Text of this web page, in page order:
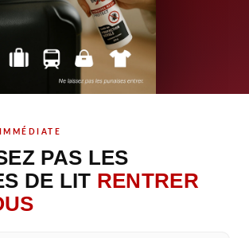
PAS LES
DE LIT RENTRER